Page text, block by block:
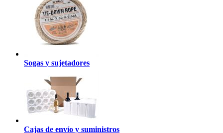
Sogas y sujetadores
Cajas de envío y suministros